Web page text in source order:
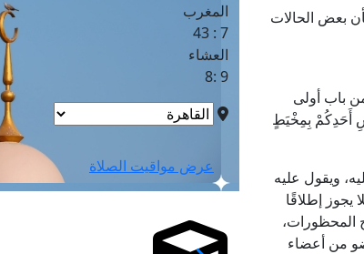
بعض الحالات
مأمورًا بغَضّه فمن باب أولى
أَحَدِكُمْ بِمِخْيَطٍ
ويقول عليه
يجوز إطلاقًا
المحظورات،
من أعضاء
المغرب
7 : 43
العشاء
9 :8
عرض مواقيت الصلاة